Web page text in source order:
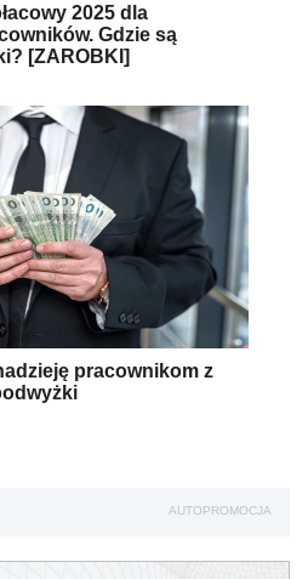
2025 dla
Gdzie są
[ZAROBKI]
pracownikom z
AUTOPROMOCJA